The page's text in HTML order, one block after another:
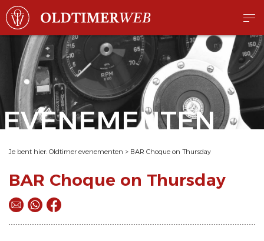
EVENEMENTEN
Je bent hier: Oldtimer evenementen > BAR Choque on Thursday
BAR Choque on Thursday